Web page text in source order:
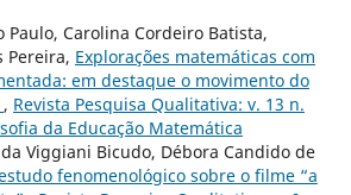
Paulo, Carolina Cordeiro Batista,
Pereira, Explorações matemáticas com
em destaque o movimento do
, Revista Pesquisa Qualitativa: v. 13 n.
da Educação Matemática
Viggiani Bicudo, Débora Candido de
fenomenológico sobre o filme “a